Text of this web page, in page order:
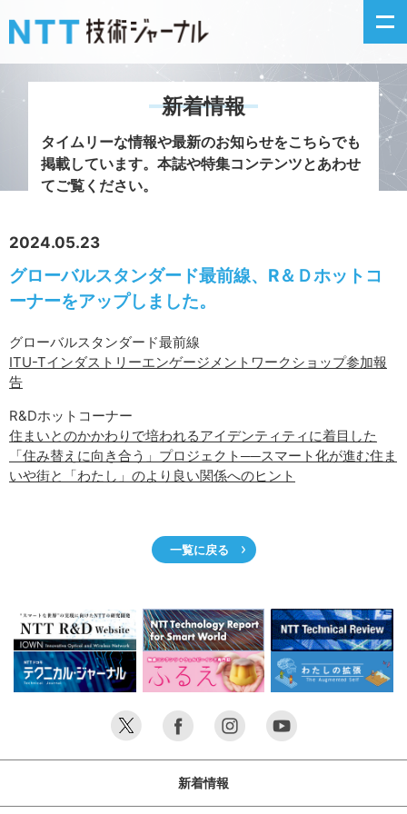
新着情報
掲載月毎記事
問い合わせ
新着情報
タイムリーな情報や最新のお知らせをこちらでも
掲載しています。 本誌や特集コンテンツとあわせ
てご覧ください。
2024.05.23
グローバルスタンダード最前線、R＆Ｄホットコ
ーナーをアップしました。
グローバルスタンダード最前線
ITU-Tインダストリーエンゲージメントワークショップ参加報
告
R&Dホットコーナー
住まいとのかかわりで培われるアイデンティティに着目した
「住み替えに向き合う」プロジェクト──スマート化が進む住ま
いや街と「わたし」のより良い関係へのヒント
一覧に戻る
新着情報